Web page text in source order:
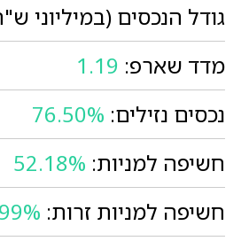
גודל הנכסים (במיליוני
מדד שארפ: 1.19
נכסים נזילים: 76.50%
חשיפה למניות: 52.18%
חשיפה למניות זרות: